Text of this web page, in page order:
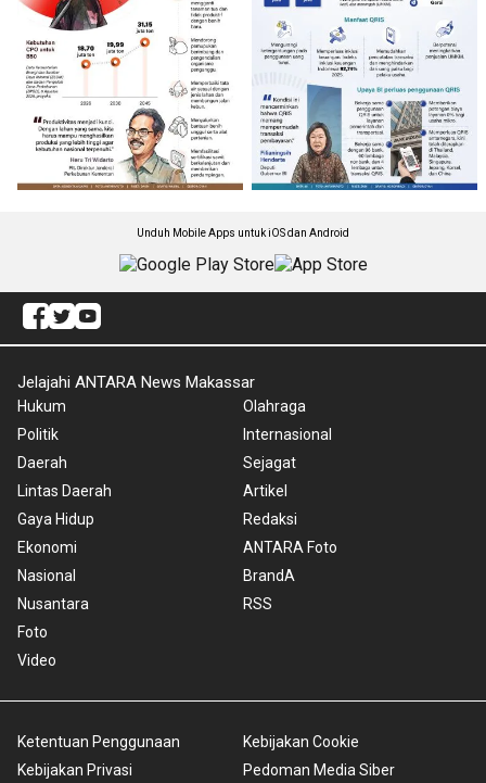
Unduh Mobile Apps untuk iOS dan Android
Jelajahi ANTARA News Makassar
Hukum
Politik
Daerah
Lintas Daerah
Gaya Hidup
Ekonomi
Nasional
Nusantara
Foto
Video
Olahraga
Internasional
Sejagat
Artikel
Redaksi
ANTARA Foto
BrandA
RSS
Ketentuan Penggunaan
Kebijakan Privasi
Kebijakan Cookie
Pedoman Media Siber